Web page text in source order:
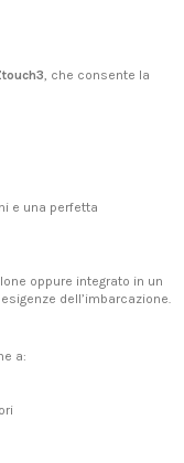
, che consente la
e una perfetta
oppure integrato in un
dell’imbarcazione.
a: